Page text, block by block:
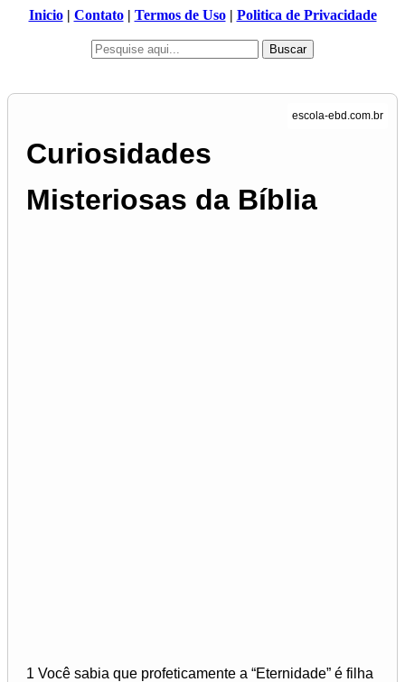
Inicio| Contato| Termos de Uso| Politica de Privacidade
Buscar
Curiosidades
Misteriosas da Bíblia
1 Você sabia que profeticamente a “Eternidade” é filha